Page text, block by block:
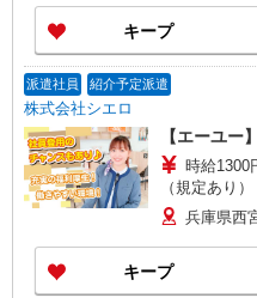
ィブ支給(規定有) ★月2回払い・週払
有）★ ゜・。
キープ
派遣社員 紹介予定派遣
株式会社シエロ
【エーユー
時給
（規定あり） ゜+゜・。○。・゜+゜・。○。・゜
+゜ 入社祝い金10
頂くと, インセン
い・週払い
+゜・。○。・
兵庫県西
キープ